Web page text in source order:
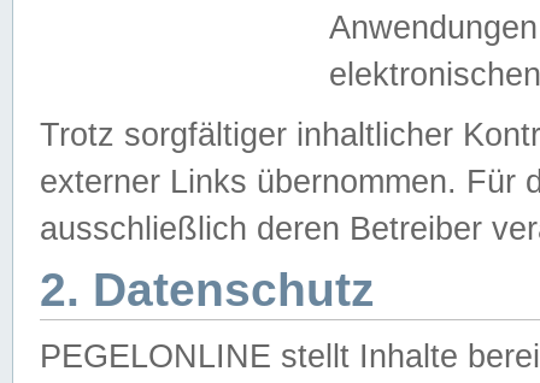
Trotz sorgfältiger inhaltlicher
externer Links übernommen. Für
ausschließlich deren Betreiber
2. Datenschutz
PEGELONLINE stellt Inhalte